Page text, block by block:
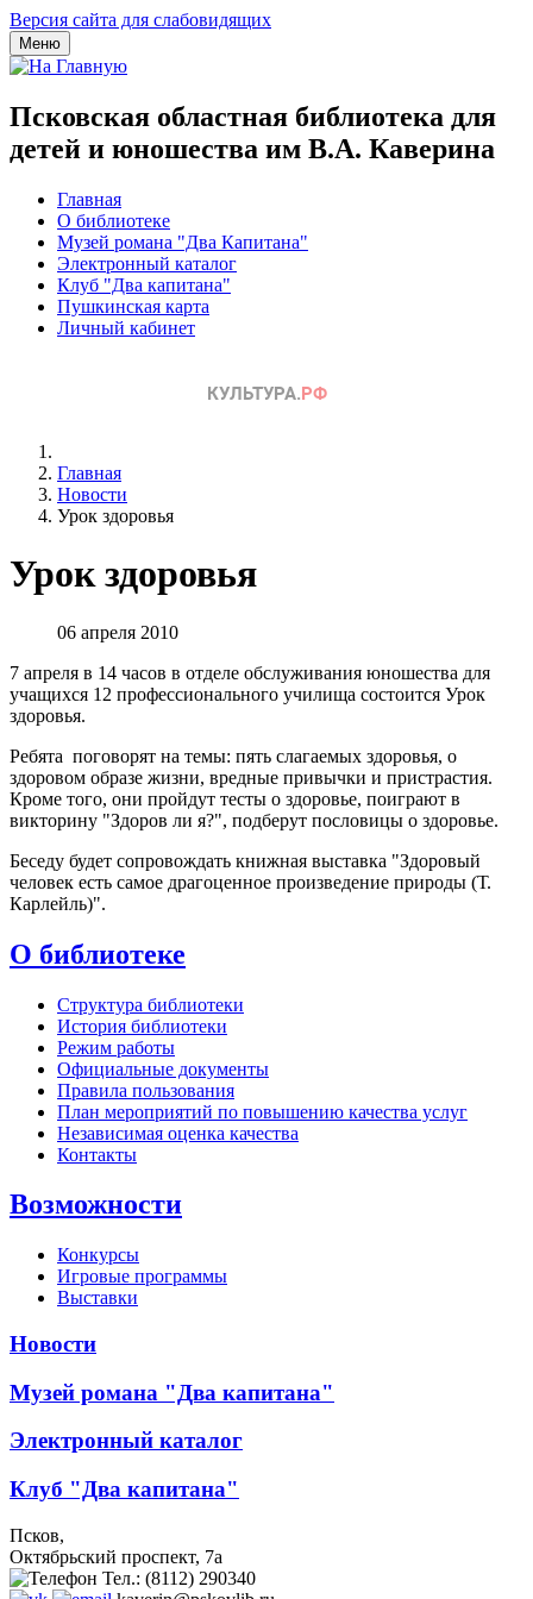
Версия сайта для слабовидящих
Меню
Псковская областная библиотека для
детей и юношества им В.А. Каверина
Главная
О библиотеке
Музей романа "Два Капитана"
Электронный каталог
Клуб "Два капитана"
Пушкинская карта
Личный кабинет
Главная
Новости
Урок здоровья
Урок здоровья
06 апреля 2010
7 апреля в 14 часов в отделе обслуживания юношества для
учащихся 12 профессионального училища состоится Урок
здоровья.
Ребята поговорят на темы: пять слагаемых здоровья, о
здоровом образе жизни, вредные привычки и пристрастия.
Кроме того, они пройдут тесты о здоровье, поиграют в
викторину "Здоров ли я?", подберут пословицы о здоровье.
Беседу будет сопровождать книжная выставка "Здоровый
человек есть самое драгоценное произведение природы (Т.
Карлейль)".
О библиотеке
Структура библиотеки
История библиотеки
Режим работы
Официальные документы
Правила пользования
План мероприятий по повышению качества услуг
Независимая оценка качества
Контакты
Возможности
Конкурсы
Игровые программы
Выставки
Новости
Музей романа "Два капитана"
Электронный каталог
Клуб "Два капитана"
Псков,
Октябрьский проспект, 7a
Тел.: (8112) 290340